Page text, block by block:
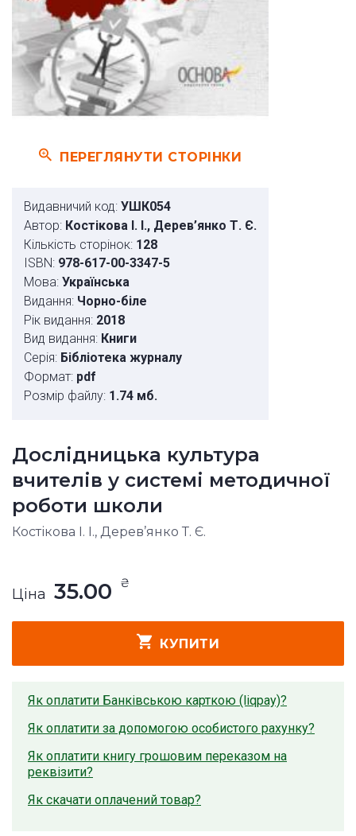
ПЕРЕГЛЯНУТИ СТОРІНКИ
Видавничий код: УШК054
Автор: Костікова І. І., Дерев’янко Т. Є.
Кількість сторінок: 128
ISBN: 978-617-00-3347-5
Мова: Українська
Видання: Чорно-біле
Рік видання: 2018
Вид видання: Книги
Серія: Бібліотека журналу
Формат: pdf
Розмір файлу: 1.74 мб.
Дослідницька культура
вчителів у системі методичної
роботи школи
Костікова І. І., Дерев’янко Т. Є.
Ціна 35.00 ₴
КУПИТИ
Як оплатити Банківською карткою (liqpay)?
Як оплатити за допомогою особистого рахунку?
Як оплатити книгу грошовим переказом на
реквізити?
Як скачати оплачений товар?